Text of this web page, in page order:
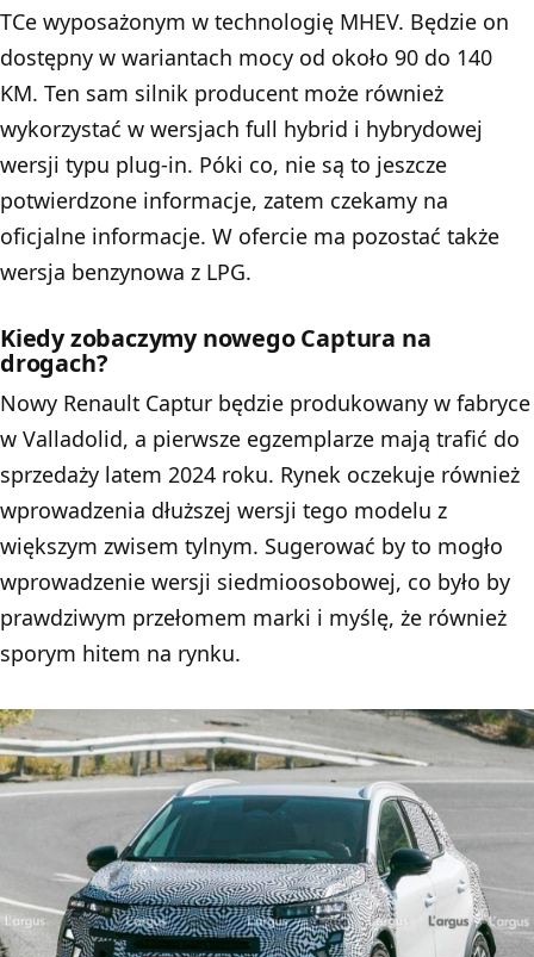
TCe wyposażonym w technologię MHEV. Będzie on
dostępny w wariantach mocy od około 90 do 140
KM. Ten sam silnik producent może również
wykorzystać w wersjach full hybrid i hybrydowej
wersji typu plug-in. Póki co, nie są to jeszcze
potwierdzone informacje, zatem czekamy na
oficjalne informacje. W ofercie ma pozostać także
wersja benzynowa z LPG.
Kiedy zobaczymy nowego Captura na
drogach?
Nowy Renault Captur będzie produkowany w fabryce
w Valladolid, a pierwsze egzemplarze mają trafić do
sprzedaży latem 2024 roku. Rynek oczekuje również
wprowadzenia dłuższej wersji tego modelu z
większym zwisem tylnym. Sugerować by to mogło
wprowadzenie wersji siedmioosobowej, co było by
prawdziwym przełomem marki i myślę, że również
sporym hitem na rynku.